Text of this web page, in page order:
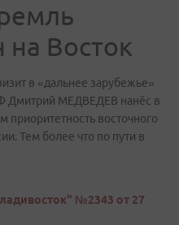
на Восток
в «дальнее зарубежье»
Дмитрий МЕДВЕДЕВ нанёс в
приоритетность восточного
Тем более что по пути в
№2343 от 27